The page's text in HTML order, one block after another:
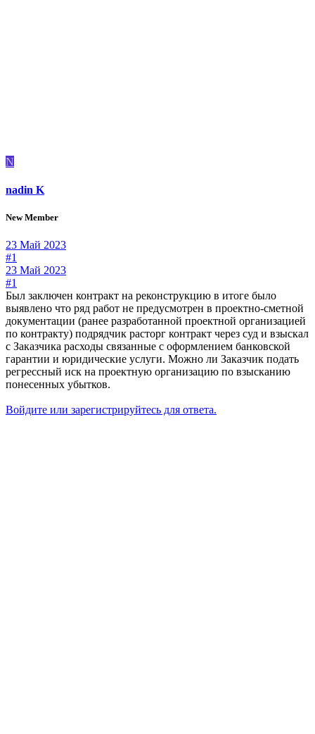
N
nadin K
New Member
23 Май 2023
#1
23 Май 2023
#1
Был заключен контракт на реконструкцию в итоге было
выявлено что ряд работ не предусмотрен в проектно-сметной
документации (ранее разработанной проектной организацией
по контракту) подрядчик расторг контракт через суд и взыскал
с Заказчика расходы связанные с оформлением банковской
гарантии и юридические услуги. Можно ли Заказчик подать
регрессный иск на проектную организацию по взысканию
понесенных убытков.
Войдите или зарегистрируйтесь для ответа.